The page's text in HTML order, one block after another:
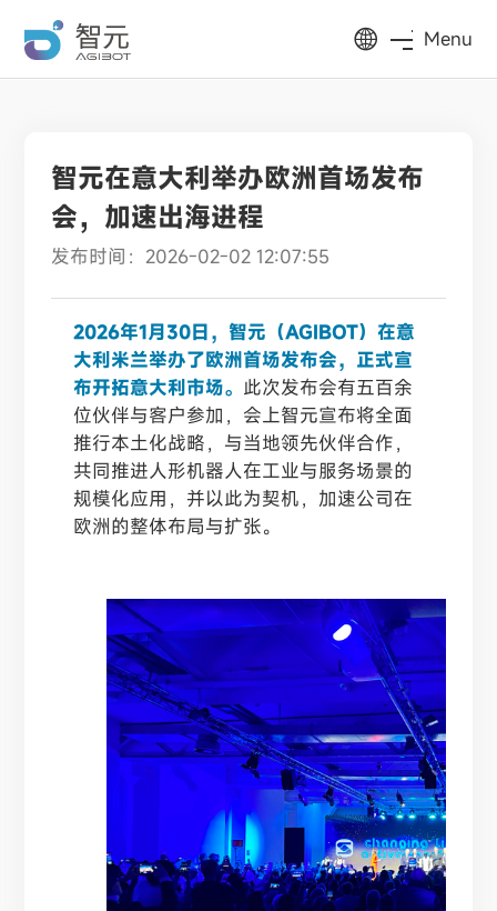
Menu
智元在意大利举办欧洲首场发布
会，加速出海进程
发布时间：2026-02-02 12:07:55
2026年1月30日，智元（AGIBOT）在意
大利米兰举办了欧洲首场发布会，正式宣
布开拓意大利市场。 此次发布会有五百余
位伙伴与客户参加，会上智元宣布将全面
推行本土化战略，与当地领先伙伴合作，
共同推进人形机器人在工业与服务场景的
规模化应用，并以此为契机，加速公司在
欧洲的整体布局与扩张。